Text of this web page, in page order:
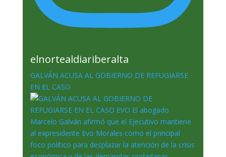
elnortealdiariberalta
GALVÁN ACUSA AL GOBIERNO DE REFUGIARSE
EN EL CASO